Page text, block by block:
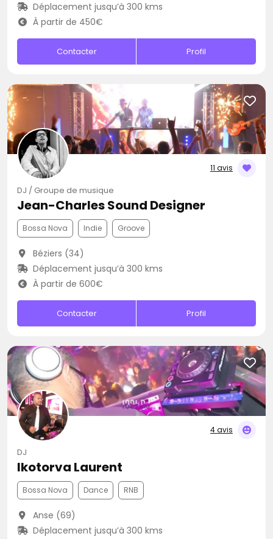
Déplacement jusqu’à 300 kms
À partir de 450€
Contacter Profil
11 avis
DJ / Groupe de musique
Jean-Charles Sound Designer
Bossa Nova Indie Groove
Béziers (34)
Déplacement jusqu’à 300 kms
À partir de 600€
Contacter Profil
4 avis
DJ
Ikotorva Laurent
Bossa Nova Dance RNB
Anse (69)
Déplacement jusqu’à 300 kms